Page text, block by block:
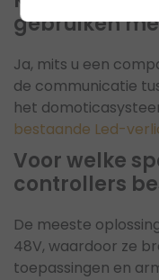
gebruiken
Ja, mits u een
de communicatie
het
bestaande Led-
Voor welke
controllers
De meeste
48V, waardoor ze
toepassingen en